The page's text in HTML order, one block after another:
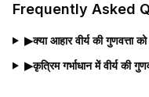
Frequently Asked
▶क्या आहार वीर्य की गुणवत्ता
▶कृत्रिम गर्भाधान में वीर्य की